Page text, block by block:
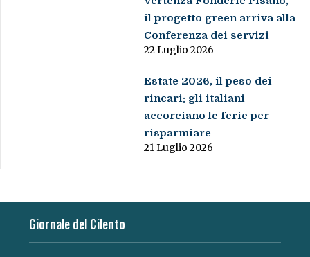
il progetto green arriva alla
Conferenza dei servizi
22 Luglio 2026
Estate 2026, il peso dei
rincari: gli italiani
accorciano le ferie per
risparmiare
21 Luglio 2026
Giornale del Cilento